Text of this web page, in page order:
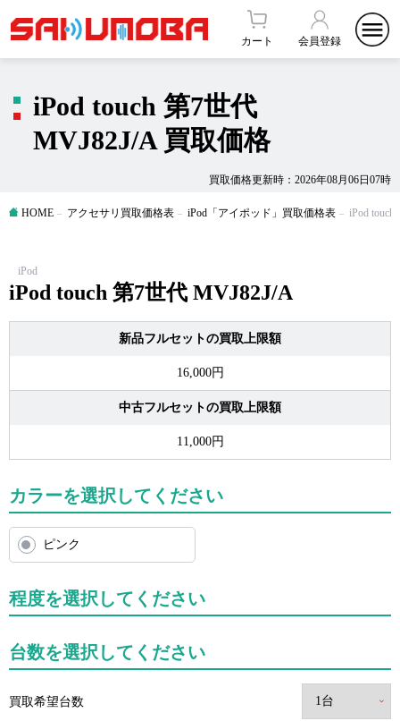
カート 会員登録
買取価格更新時：2026年08月06日07時
iPod touch 第7世代
MVJ82J/A 買取価格
HOME アクセサリ買取価格表 iPod「アイポッド」買取価格表 iPod
iPod
iPod touch 第7世代 MVJ82J/A
新品フルセットの買取上限額
16,000円
中古フルセットの買取上限額
11,000円
カラーを選択してください
ピンク
程度を選択してください
台数を選択してください
買取希望台数